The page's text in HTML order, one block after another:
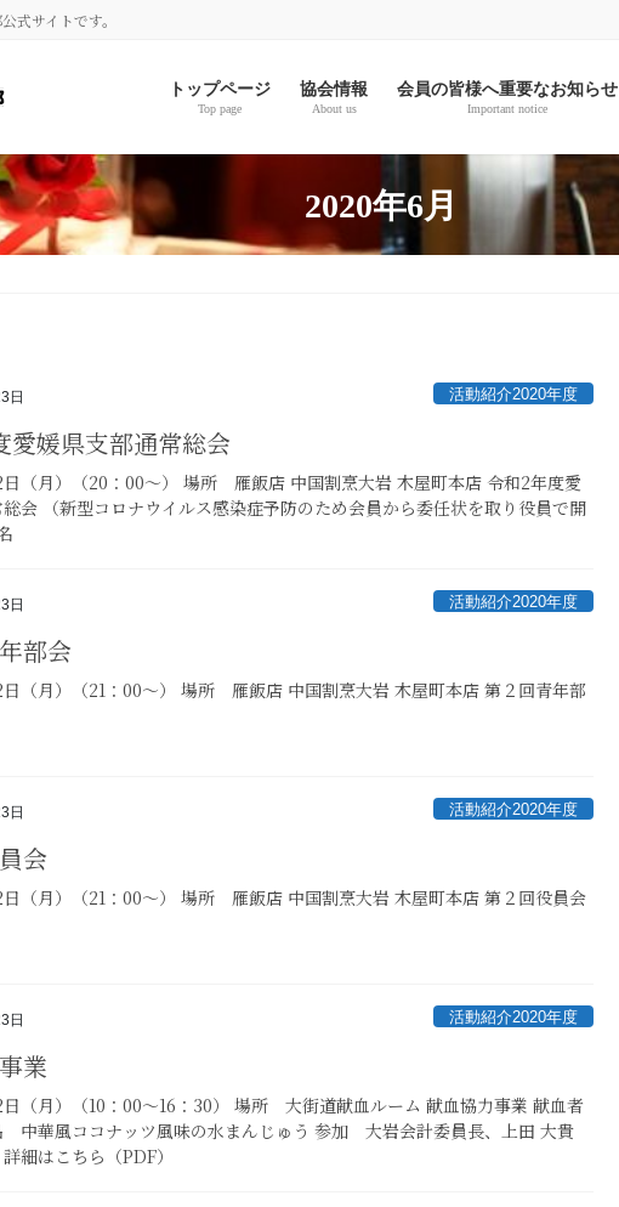
式サイトです。
トップページ
Top page
協会情報
About us
会員の皆様へ重要なお知らせ
Important notice
2020年6月
日 活動紹介2020年度
愛媛県支部通常総会
（月）（20：00～） 場所 雁飯店 中国割烹大岩 木屋町本店 令和2年度愛
会 （新型コロナウイルス感染症予防のため会員から委任状を取り役員で開
日 活動紹介2020年度
部会
（月）（21：00～） 場所 雁飯店 中国割烹大岩 木屋町本店 第２回青年部
日 活動紹介2020年度
会
（月）（21：00～） 場所 雁飯店 中国割烹大岩 木屋町本店 第２回役員会
日 活動紹介2020年度
業
（月）（10：00～16：30） 場所 大街道献血ルーム 献血協力事業 献血者
中華風ココナッツ風味の水まんじゅう 参加 大岩会計委員長、上田 大貴
はこちら（PDF）